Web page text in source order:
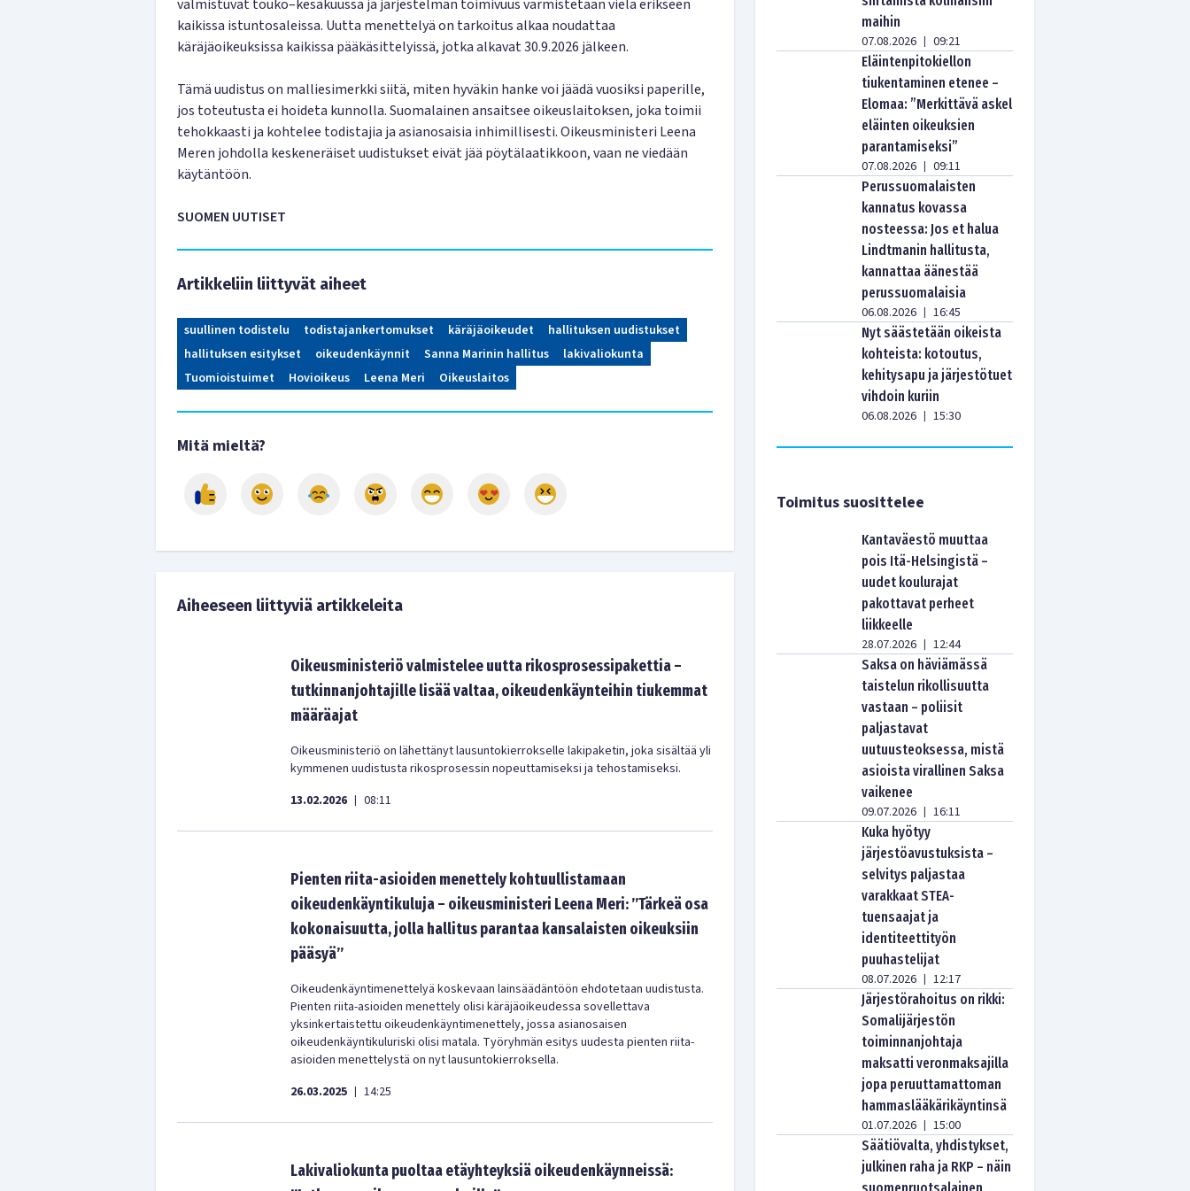
valmistuvat touko–kesäkuussa ja järjestelmän toimivuus varmistetaan vielä erikseen
kaikissa istuntosaleissa. Uutta menettelyä on tarkoitus alkaa noudattaa
käräjäoikeuksissa kaikissa pääkäsittelyissä, jotka alkavat 30.9.2026 jälkeen.
Tämä uudistus on malliesimerkki siitä, miten hyväkin hanke voi jäädä vuosiksi paperille,
jos toteutusta ei hoideta kunnolla. Suomalainen ansaitsee oikeuslaitoksen, joka toimii
tehokkaasti ja kohtelee todistajia ja asianosaisia inhimillisesti. Oikeusministeri Leena
Meren johdolla keskeneräiset uudistukset eivät jää pöytälaatikkoon, vaan ne viedään
käytäntöön.
SUOMEN UUTISET
Artikkeliin liittyvät aiheet
suullinen todistelu todistajankertomukset käräjäoikeudet
hallituksen uudistukset
hallituksen esitykset
oikeudenkäynnit Sanna Marinin hallitus
lakivaliokunta
Tuomioistuimet
Hovioikeus Leena Meri Oikeuslaitos
Mitä mieltä?
Aiheeseen liittyviä artikkeleita
Oikeusministeriö valmistelee uutta rikosprosessipakettia –
tutkinnanjohtajille lisää valtaa, oikeudenkäynteihin tiukemmat
määräajat
Oikeusministeriö on lähettänyt lausuntokierrokselle lakipaketin, joka sisältää yli
kymmenen uudistusta rikosprosessin nopeuttamiseksi ja tehostamiseksi.
13.02.2026 | 08:11
Pienten riita-asioiden menettely kohtuullistamaan
oikeudenkäyntikuluja – oikeusministeri Leena Meri: ”Tärkeä osa
kokonaisuutta, jolla hallitus parantaa kansalaisten oikeuksiin
pääsyä”
Oikeudenkäyntimenettelyä koskevaan lainsäädäntöön ehdotetaan uudistusta.
Pienten riita-asioiden menettely olisi käräjäoikeudessa sovellettava
yksinkertaistettu oikeudenkäyntimenettely, jossa asianosaisen
oikeudenkäyntikuluriski olisi matala. Työryhmän esitys uudesta pienten riita-
asioiden menettelystä on nyt lausuntokierroksella.
26.03.2025 | 14:25
Lakivaliokunta puoltaa etäyhteyksiä oikeudenkäynneissä:
maihin
07.08.2026 | 09:21
Eläintenpitokiellon
tiukentaminen etenee –
Elomaa: ”Merkittävä askel
eläinten oikeuksien
parantamiseksi”
07.08.2026 | 09:11
Perussuomalaisten
kannatus kovassa
nosteessa: Jos et halua
Lindtmanin hallitusta,
kannattaa äänestää
perussuomalaisia
06.08.2026 | 16:45
Nyt säästetään oikeista
kohteista: kotoutus,
kehitysapu ja järjestötuet
vihdoin kuriin
06.08.2026 | 15:30
Toimitus suosittelee
Kantaväestö muuttaa
pois Itä-Helsingistä –
uudet koulurajat
pakottavat perheet
liikkeelle
28.07.2026 | 12:44
Saksa on häviämässä
taistelun rikollisuutta
vastaan – poliisit
paljastavat
uutuusteoksessa, mistä
asioista virallinen Saksa
vaikenee
09.07.2026 | 16:11
Kuka hyötyy
järjestöavustuksista –
selvitys paljastaa
varakkaat STEA-
tuensaajat ja
identiteettityön
puuhastelijat
08.07.2026 | 12:17
Järjestörahoitus on rikki:
Somalijärjestön
toiminnanjohtaja
maksatti veronmaksajilla
jopa peruuttamattoman
hammaslääkärikäyntinsä
01.07.2026 | 15:00
Säätiövalta, yhdistykset,
julkinen raha ja RKP – näin